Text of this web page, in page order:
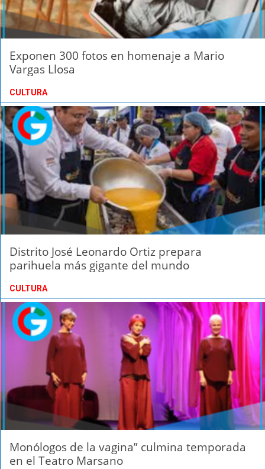
Exponen 300 fotos en homenaje a Mario
Vargas Llosa
CULTURA
Distrito José Leonardo Ortiz prepara
parihuela más gigante del mundo
CULTURA
Monólogos de la vagina” culmina temporada
en el Teatro Marsano